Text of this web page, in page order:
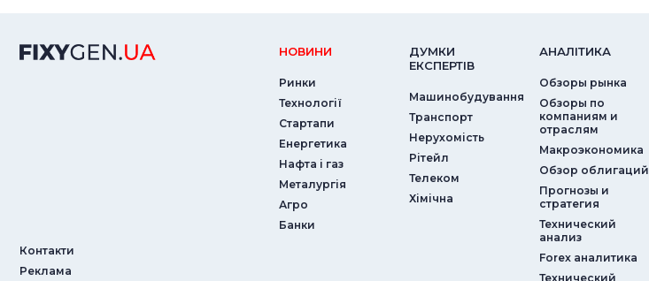
Контакти
Реклама
НОВИНИ
Ринки
Технології
Стартапи
Енергетика
Нафта і газ
Металургія
Агро
Банки
ДУМКИ
ЕКСПЕРТIВ
Машинобудування
Транспорт
Нерухомість
Рітейл
Телеком
Хімічна
АНАЛIТИКА
Обзоры рынка
Обзоры по
компаниям и
отраслям
Макроэкономика
Обзор облигаций
Прогнозы и
стратегия
Технический
анализ
Forex аналитика
Технический